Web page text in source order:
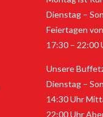
Dienstag –
Feiertagen
17:30 – 22:00
Unsere
Dienstag –
14:30 Uhr
22:00 Uhr